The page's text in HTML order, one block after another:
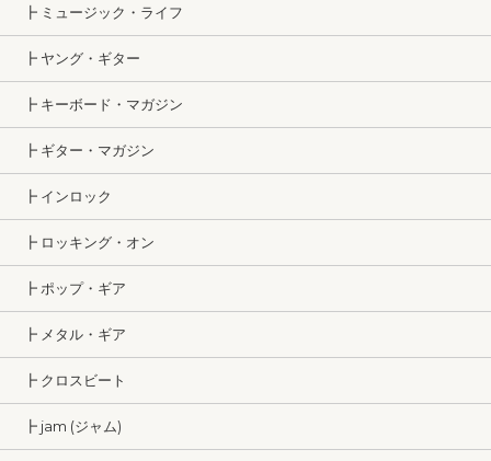
┣ ミュージック・ライフ
┣ ヤング・ギター
┣ キーボード・マガジン
┣ ギター・マガジン
┣ インロック
┣ ロッキング・オン
┣ ポップ・ギア
┣ メタル・ギア
┣ クロスビート
┣ jam (ジャム)